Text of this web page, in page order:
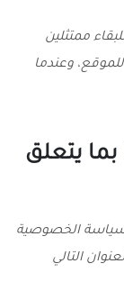
ممتثلين
وعندما
يتعلق
الخصوصية
التالي